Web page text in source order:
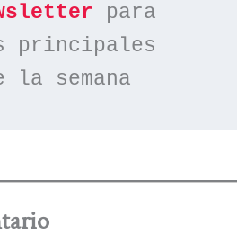
para
principales
semana